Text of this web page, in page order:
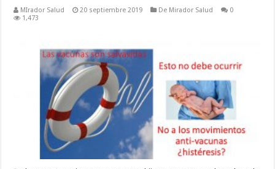
MIrador Salud 20 septiembre 2019 De Mirador Salud
0
1,473